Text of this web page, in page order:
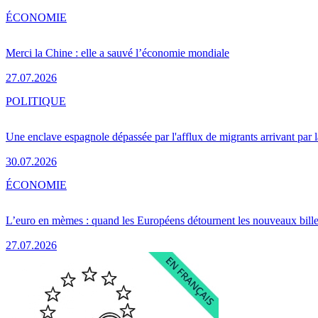
Merci la Chine : elle a sauvé l’économie mondiale
27.07.2026
ÉCONOMIE
Une enclave espagnole dépassée par l'afflux de migrants arrivant par
30.07.2026
POLITIQUE
L’euro en mèmes : quand les Européens détournent les nouveaux
27.07.2026
ÉCONOMIE